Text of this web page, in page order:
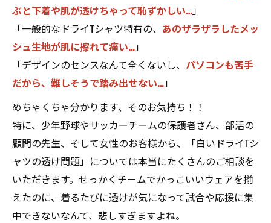
ぶと下着や肌が透けちゃって恥ずかしい…」
「一般的なドライTシャツ特有の、 あのザラザラしたメッ
シュ生地が肌に擦れて痛い…」
「デザインのセンスなんて全くないし、 パソコンも苦手
だから、難しそうで踏み出せない…」
めちゃくちゃ分かります、そのお気持ち！！
特に、少年野球やサッカーチームの保護者さん、部活の
顧問の先生、そして女性のお客様から、「白いドライTシ
ャツの透け問題」については本当にたくさんのご相談を
いただきます。せっかくチームでかっこいいウェアを揃
えたのに、着るたびに透けが気になって試合や応援に集
中できないなんて、悲しすぎますよね。